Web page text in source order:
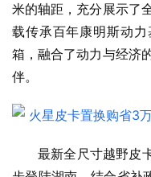
米的轴距，充分展示了
载传承百年康明斯动
箱，融合了动力与经济
伴。
最新全尺寸越野皮